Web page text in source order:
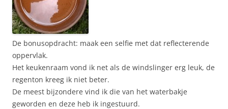
De bonusopdracht: maak een selfie met dat reflecterende
oppervlak.
Het keukenraam vond ik net als de windslinger erg leuk, de
regenton kreeg ik niet beter.
De meest bijzondere vind ik die van het waterbakje
geworden en deze heb ik ingestuurd.